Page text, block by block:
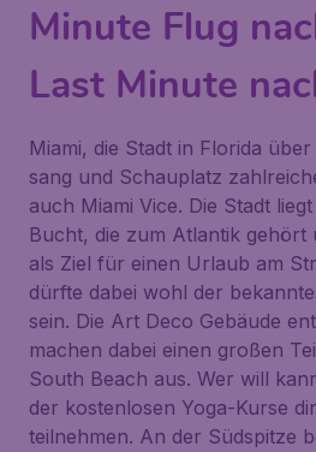
Minute Flug
Last Minute
Miami, die Stadt in Florida
sang und Schauplatz
auch Miami Vice. Die Stadt
Bucht, die zum Atlantik gehört
als Ziel für einen Urlaub am
dürfte dabei wohl der
sein. Die Art Deco Gebäude
machen dabei einen großen
South Beach aus. Wer will
der kostenlosen Yoga-Kurse
teilnehmen. An der Südspitze